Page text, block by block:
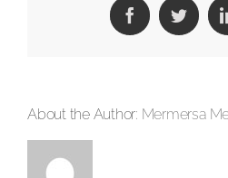
FacebookTwitter
About the Author: Mermersa